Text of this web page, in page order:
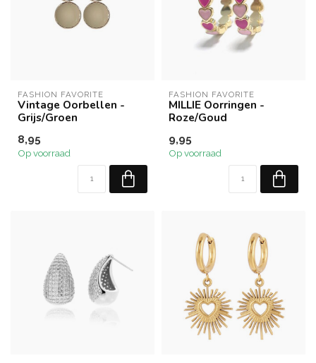
FASHION FAVORITE
Vintage Oorbellen -
Grijs/Groen
8,95
Op voorraad
FASHION FAVORITE
MILLIE Oorringen -
Roze/Goud
9,95
Op voorraad